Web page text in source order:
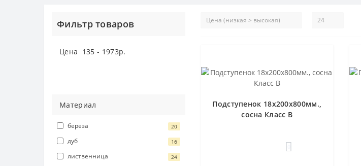
Фильтр товаров
Цена 135 - 1973р.
Материал
береза 20
дуб 16
лиственница 24
Подступенок 18х200х800мм.,
сосна Класс В